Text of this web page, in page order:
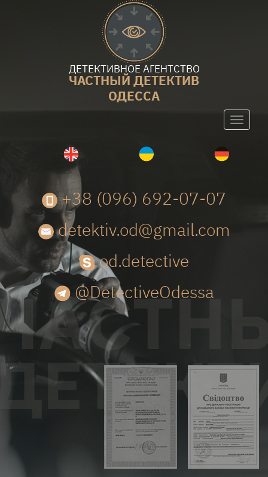
ДЕТЕКТИВНОЕ АГЕНТСТВО
ЧАСТНЫЙ ДЕТЕКТИВ
ОДЕССА
Toggle
+38 (096) 692-07-07
detektiv.od@gmail.com
od.detective
@DetectiveOdessa